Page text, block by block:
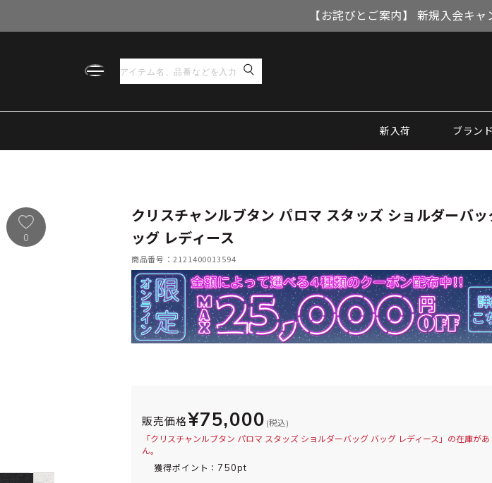
【お詫びとご案内】 新規入会キ
新入荷 ブラン
0
クリスチャンルブタン パロマ スタッズ ショルダーバッ
ッグ レディース
商品番号：2121400013594
販売価格¥75,000 (税込)
「クリスチャンルブタン パロマ スタッズ ショルダーバッグ バッグ レディース」の在庫が
ん。
獲得ポイント： 750pt